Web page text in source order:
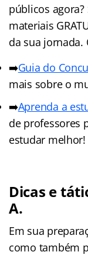
públicos
materiais
da sua jornada.
➡️Guia do
mais sobre o
➡️Aprenda a
de professores
estudar melhor!
Dicas e
A.
Em sua
como também